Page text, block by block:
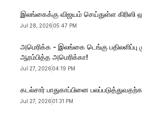
இலங்கைக்கு விஜயம் செய்துள்ள
Jul 28, 2026 05:47 PM
அமெரிக்க - இலங்கை டெங்கு பதிலளிப்பு
ஆரம்பித்த அமெரிக்கா!
Jul 27, 2026 04:19 PM
கடல்சார் பாதுகாப்பினை
Jul 27, 2026 01:31 PM